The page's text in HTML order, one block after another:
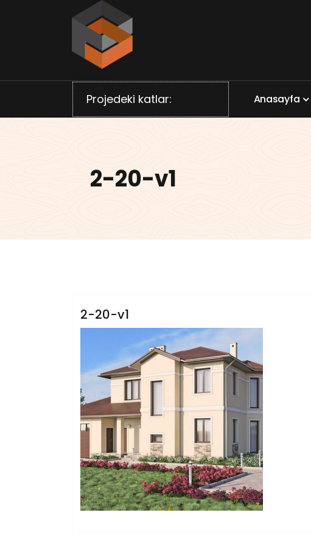
Projedeki katlar: Anasayfa
2-20-v1
2-20-v1